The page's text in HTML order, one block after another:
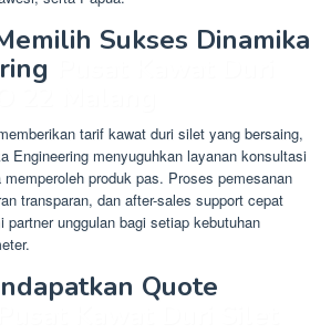
Sukses Dinamika
tarif kawat duri silet yang bersaing,
Engineering menyuguhkan layanan konsultasi
produk pas. Proses pemesanan
transparan, dan after-sales support cepat
partner unggulan bagi setiap kebutuhan
Quote